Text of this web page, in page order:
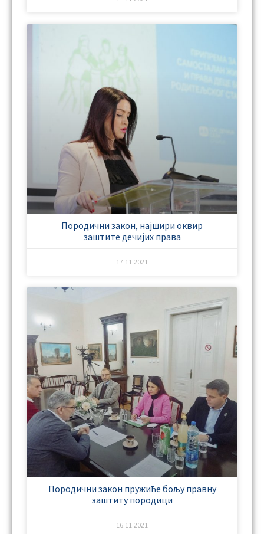
Породични закон, најшири оквир
заштите дечијих права
17.11.2021
Породични закон пружиће бољу правну
заштиту породици
16.11.2021